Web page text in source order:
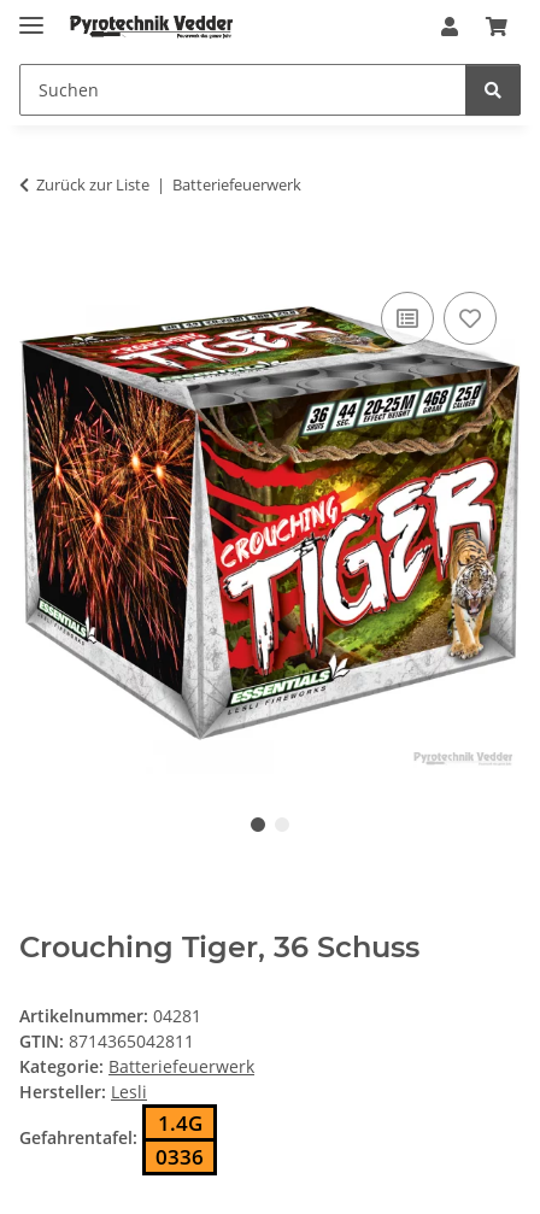
Zurück zur Liste Batteriefeuerwerk
Crouching Tiger, 36 Schuss
Artikelnummer: 04281
GTIN: 8714365042811
Kategorie: Batteriefeuerwerk
Hersteller: Lesli
Gefahrentafel:
1.4G
0336